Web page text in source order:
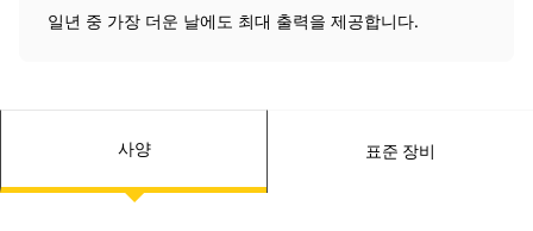
일년 중 가장 더운 날에도 최대 출력을 제공합니다.
사양 표준 장비